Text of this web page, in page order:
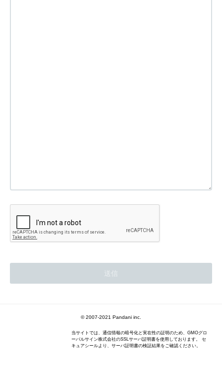
© 2007-2021 Pandani inc.
当サイトでは、通信情報の暗号化と実在性の証明のため、GMOグロ
ーバルサイン株式会社のSSLサーバ証明書を使用しております。 セ
キュアシールより、サーバ証明書の検証結果をご確認ください。